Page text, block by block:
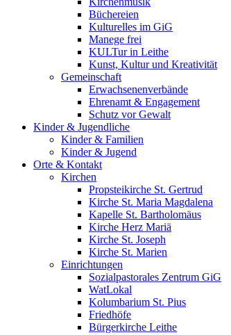
Büchereien
Kulturelles im GiG
Manege frei
KULTur in Leithe
Kunst, Kultur und Kreativität
Gemeinschaft
Erwachsenenverbände
Ehrenamt & Engagement
Schutz vor Gewalt
Kinder & Jugendliche
Kinder & Familien
Kinder & Jugend
Orte & Kontakt
Kirchen
Propsteikirche St. Gertrud
Kirche St. Maria Magdalena
Kapelle St. Bartholomäus
Kirche Herz Mariä
Kirche St. Joseph
Kirche St. Marien
Einrichtungen
Sozialpastorales Zentrum GiG
WatLokal
Kolumbarium St. Pius
Friedhöfe
Bürgerkirche Leithe